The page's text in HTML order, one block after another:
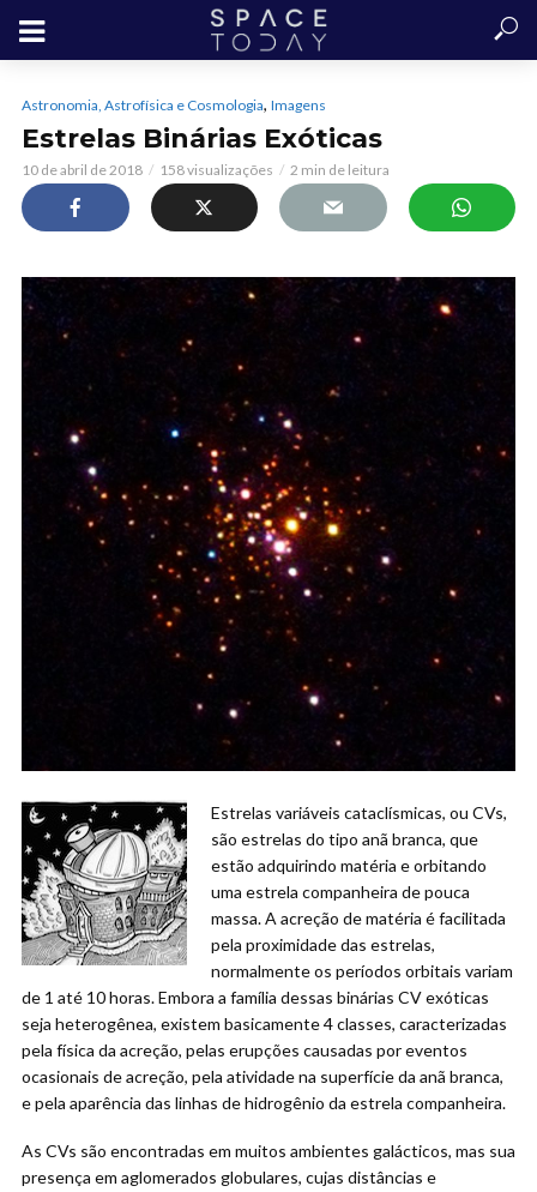
Astronomia, Astrofísica e Cosmologia, Imagens
Estrelas Binárias Exóticas
10 de abril de 2018 158 visualizações 2 min de leitura
Estrelas variáveis cataclísmicas, ou CVs,
são estrelas do tipo anã branca, que
estão adquirindo matéria e orbitando
uma estrela companheira de pouca
massa. A acreção de matéria é facilitada
pela proximidade das estrelas,
normalmente os períodos orbitais variam
de 1 até 10 horas. Embora a família dessas binárias CV exóticas
seja heterogênea, existem basicamente 4 classes, caracterizadas
pela física da acreção, pelas erupções causadas por eventos
ocasionais de acreção, pela atividade na superfície da anã branca,
e pela aparência das linhas de hidrogênio da estrela companheira.
As CVs são encontradas em muitos ambientes galácticos, mas sua
presença em aglomerados globulares, cujas distâncias e